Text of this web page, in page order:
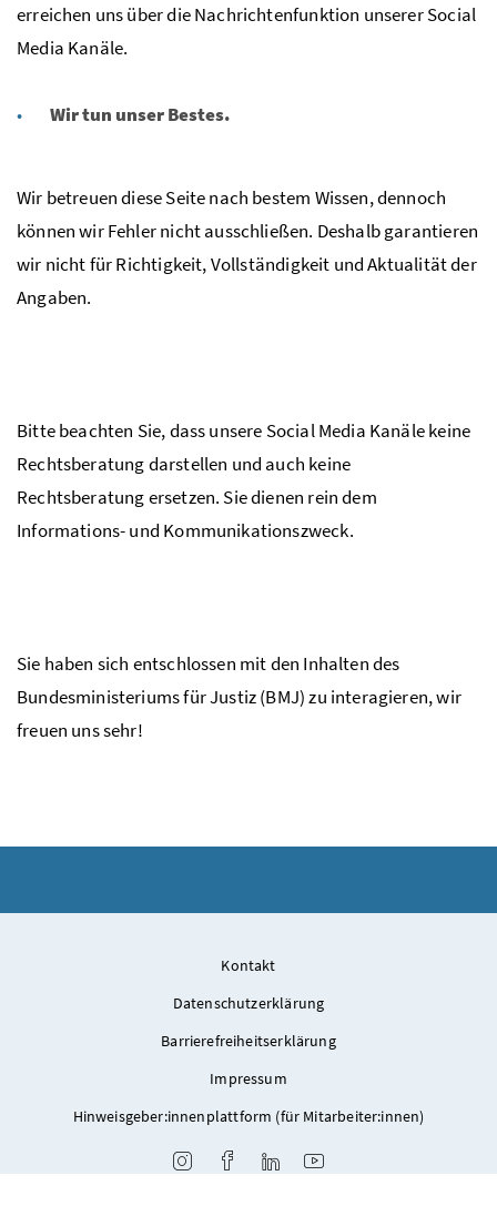
erreichen uns über die Nachrichtenfunktion unserer Social
Media Kanäle.
Wir tun unser Bestes.
Wir betreuen diese Seite nach bestem Wissen, dennoch
können wir Fehler nicht ausschließen. Deshalb garantieren
wir nicht für Richtigkeit, Vollständigkeit und Aktualität der
Angaben.
Bitte beachten Sie, dass unsere Social Media Kanäle keine
Rechtsberatung darstellen und auch keine
Rechtsberatung ersetzen. Sie dienen rein dem
Informations- und Kommunikationszweck.
Sie haben sich entschlossen mit den Inhalten des
Bundesministeriums für Justiz (BMJ) zu interagieren, wir
freuen uns sehr!
Kontakt
Datenschutzerklärung
Barrierefreiheitserklärung
Impressum
Hinweisgeber:innenplattform (für Mitarbeiter:innen)
InstagramFacebookLinkedIn